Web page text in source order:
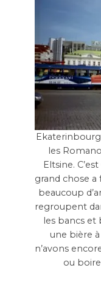
les
Eltsine.
grand chose a
beaucoup
regroupent
les bancs et
une bière
n’avons
ou